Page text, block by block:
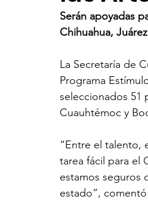
Serán apoyadas
Chihuahua,
La Secretaría de
Programa
seleccionados 51
Cuauhtémoc y
“Entre el talento,
tarea fácil para el
estamos seguros
estado”,